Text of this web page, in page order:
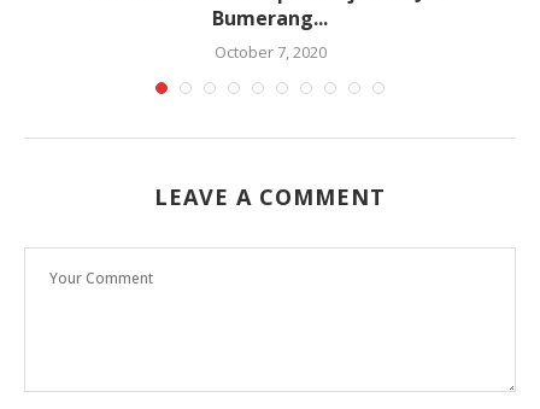
Bumerang...
October 7, 2020
LEAVE A COMMENT